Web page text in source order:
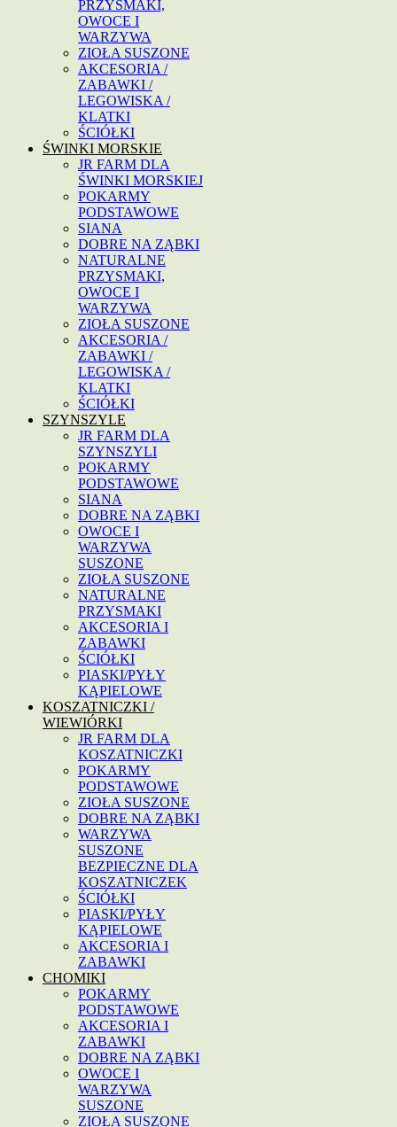
PRZYSMAKI,
OWOCE I
WARZYWA
ZIOŁA SUSZONE
AKCESORIA /
ZABAWKI /
LEGOWISKA /
KLATKI
ŚCIÓŁKI
ŚWINKI MORSKIE
JR FARM DLA
ŚWINKI MORSKIEJ
POKARMY
PODSTAWOWE
SIANA
DOBRE NA ZĄBKI
NATURALNE
PRZYSMAKI,
OWOCE I
WARZYWA
ZIOŁA SUSZONE
AKCESORIA /
ZABAWKI /
LEGOWISKA /
KLATKI
ŚCIÓŁKI
SZYNSZYLE
JR FARM DLA
SZYNSZYLI
POKARMY
PODSTAWOWE
SIANA
DOBRE NA ZĄBKI
OWOCE I
WARZYWA
SUSZONE
ZIOŁA SUSZONE
NATURALNE
PRZYSMAKI
AKCESORIA I
ZABAWKI
ŚCIÓŁKI
PIASKI/PYŁY
KĄPIELOWE
KOSZATNICZKI /
WIEWIÓRKI
JR FARM DLA
KOSZATNICZKI
POKARMY
PODSTAWOWE
ZIOŁA SUSZONE
DOBRE NA ZĄBKI
WARZYWA
SUSZONE
BEZPIECZNE DLA
KOSZATNICZEK
ŚCIÓŁKI
PIASKI/PYŁY
KĄPIELOWE
AKCESORIA I
ZABAWKI
CHOMIKI
POKARMY
PODSTAWOWE
AKCESORIA I
ZABAWKI
DOBRE NA ZĄBKI
OWOCE I
WARZYWA
SUSZONE
ZIOŁA SUSZONE